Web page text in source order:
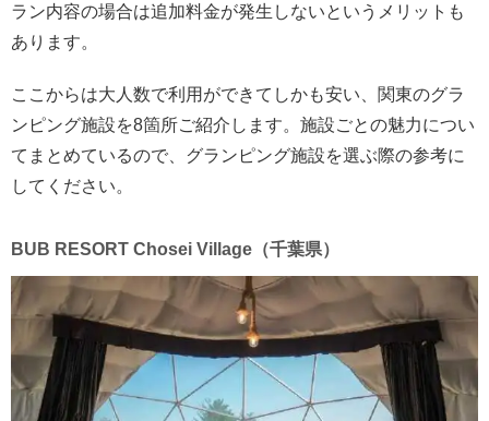
ラン内容の場合は追加料金が発生しないというメリットも
あります。
ここからは大人数で利用ができてしかも安い、関東のグラ
ンピング施設を8箇所ご紹介します。施設ごとの魅力につい
てまとめているので、グランピング施設を選ぶ際の参考に
してください。
BUB RESORT Chosei Village（千葉県）